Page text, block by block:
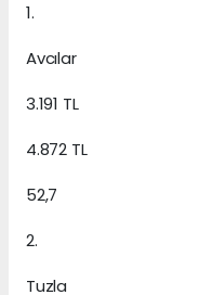
1.
Avcılar
3.191 TL
4.872 TL
52,7
2.
Tuzla